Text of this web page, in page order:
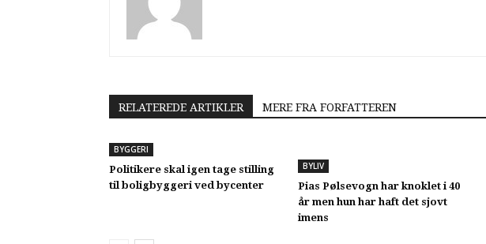
RELATEREDE ARTIKLER MERE FRA FORFATTEREN
BYGGERI
Politikere skal igen tage stilling
til boligbyggeri ved bycenter
BYLIV
Pias Pølsevogn har knoklet i 40
år men hun har haft det sjovt
imens